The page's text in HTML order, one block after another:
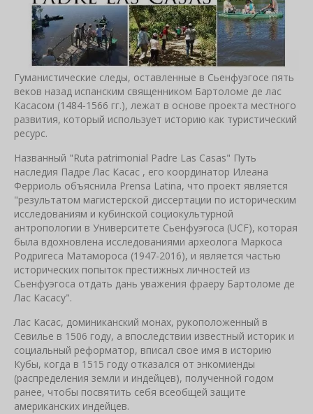
Гуманистические следы, оставленные в Сьенфуэгосе пять
веков назад испанским священником Бартоломе де лас
Касасом (1484-1566 гг.), лежат в основе проекта местного
развития, который использует историю как туристический
ресурс.
Названный "Ruta patrimonial Padre Las Casas" Путь
наследия Падре Лас Касас , его координатор Илеана
Ферриоль объяснила Prensa Latina, что проект является
"результатом магистерской диссертации по историческим
исследованиям и кубинской социокультурной
антропологии в Университете Сьенфуэгоса (UCF), которая
была вдохновлена исследованиями археолога Маркоса
Родригеса Матамороса (1947-2016), и является частью
исторических попыток престижных личностей из
Сьенфуэгоса отдать дань уважения фраеру Бартоломе де
Лас Касасу".
Лас Касас, доминиканский монах, рукоположенный в
Севилье в 1506 году, а впоследствии известный историк и
социальный реформатор, вписал свое имя в историю
Кубы, когда в 1515 году отказался от энкомиенды
(распределения земли и индейцев), полученной годом
ранее, чтобы посвятить себя всеобщей защите
американских индейцев.